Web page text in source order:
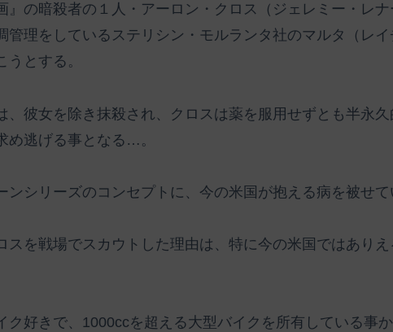
』の暗殺者の１人・アーロン・クロス（ジェレミー・レ
管理をしているステリシン・モルランタ社のマルタ（レイ
うとする。
、彼女を除き抹殺され、クロスは薬を服用せずとも半永
め逃げる事となる…。
ンシリーズのコンセプトに、今の米国が抱える病を被せ
スを戦場でスカウトした理由は、特に今の米国ではあり
ク好きで、1000ccを超える大型バイクを所有している事